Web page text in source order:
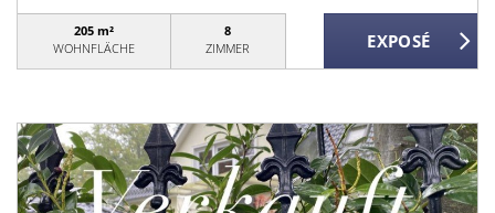
205 m²
WOHNFLÄCHE
8
ZIMMER